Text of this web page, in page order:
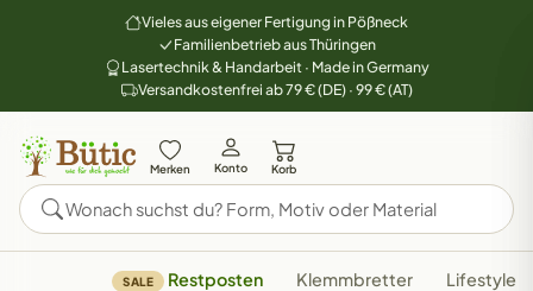
Vieles aus eigener Fertigung in Pößneck
Familienbetrieb aus Thüringen
Lasertechnik & Handarbeit · Made in Germany
Versandkostenfrei ab 79 € (DE) · 99 € (AT)
Merken Konto Korb
SALE Restposten Klemmbretter Lifestyle